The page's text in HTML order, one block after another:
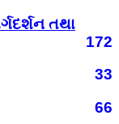
તથા
172
33
66